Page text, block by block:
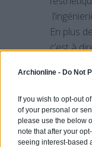
Archionline - Do Not
If you wish to opt-out
of your personal or
please use the below
note that after your
seeing interest-based
En plus
c’est à
possède
guise de
ainsi